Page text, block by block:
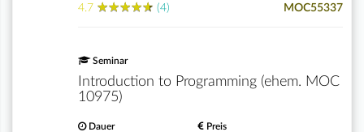
4.7 ★★★★★
★★★★★ (4) MOC55337
Seminar
Introduction to Programming (ehem. MOC
10975)
Dauer Preis